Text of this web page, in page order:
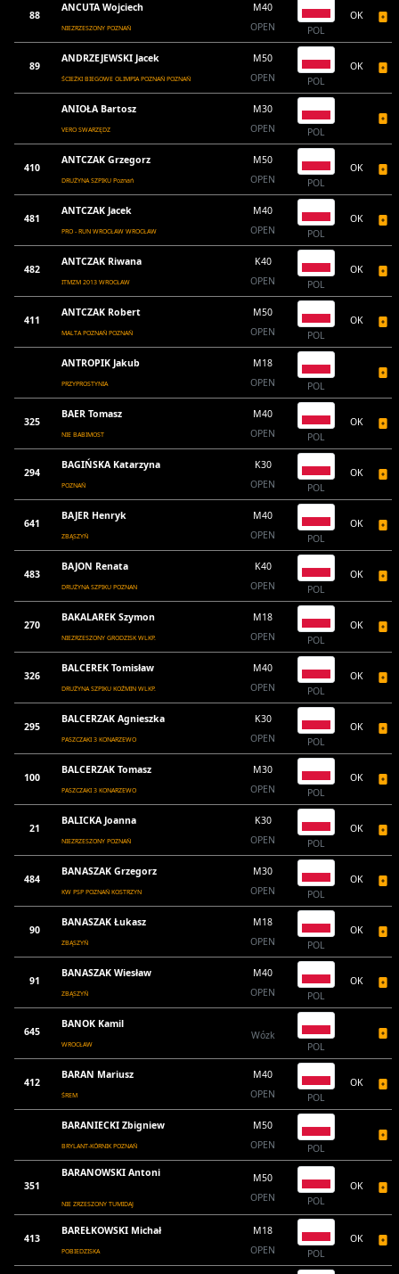
88
ANCUTA Wojciech
NIEZRZESZONY POZNAŃ
M40
OPEN
POL
OK
89
ANDRZEJEWSKI Jacek
ŚCIEŻKI BIEGOWE OLIMPIA POZNAŃ POZNAŃ
M50
OPEN
POL
OK
ANIOŁA Bartosz
VERO SWARZĘDZ
M30
OPEN
POL
410
ANTCZAK Grzegorz
DRUŻYNA SZPIKU Poznań
M50
OPEN
POL
OK
481
ANTCZAK Jacek
PRO - RUN WROCŁAW WROCŁAW
M40
OPEN
POL
OK
482
ANTCZAK Riwana
ITMZM 2013 WROCŁAW
K40
OPEN
POL
OK
411
ANTCZAK Robert
MALTA POZNAŃ POZNAŃ
M50
OPEN
POL
OK
ANTROPIK Jakub
PRZYPROSTYNIA
M18
OPEN
POL
325
BAER Tomasz
NIE BABIMOST
M40
OPEN
POL
OK
294
BAGIŃSKA Katarzyna
POZNAŃ
K30
OPEN
POL
OK
641
BAJER Henryk
ZBĄSZYŃ
M40
OPEN
POL
OK
483
BAJON Renata
DRUŻYNA SZPIKU POZNAN
K40
OPEN
POL
OK
270
BAKALAREK Szymon
NIEZRZESZONY GRODZISK WLKP.
M18
OPEN
POL
OK
326
BALCEREK Tomisław
DRUŻYNA SZPIKU KOŹMIN WLKP.
M40
OPEN
POL
OK
295
BALCERZAK Agnieszka
PASZCZAKI 3 KONARZEWO
K30
OPEN
POL
OK
100
BALCERZAK Tomasz
PASZCZAKI 3 KONARZEWO
M30
OPEN
POL
OK
21
BALICKA Joanna
NIEZRZESZONY POZNAŃ
K30
OPEN
POL
OK
484
BANASZAK Grzegorz
KW PSP POZNAŃ KOSTRZYN
M30
OPEN
POL
OK
90
BANASZAK Łukasz
ZBĄSZYŃ
M18
OPEN
POL
OK
91
BANASZAK Wiesław
ZBĄSZYŃ
M40
OPEN
POL
OK
645
BANOK Kamil
WROCŁAW
Wózk
POL
412
BARAN Mariusz
ŚREM
M40
OPEN
POL
OK
BARANIECKI Zbigniew
BRYLANT-KÓRNIK POZNAŃ
M50
OPEN
POL
351
BARANOWSKI Antoni
NIE ZRZESZONY TUMIDAJ
M50
OPEN
POL
OK
413
BAREŁKOWSKI Michał
POBIEDZISKA
M18
OPEN
POL
OK